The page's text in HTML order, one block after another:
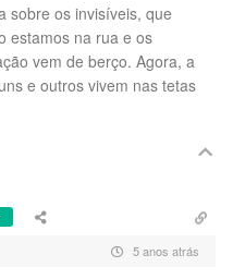
sobre os invisíveis, que
estamos na rua e os
vem de berço. Agora, a
e outros vivem nas tetas
5 anos atrás